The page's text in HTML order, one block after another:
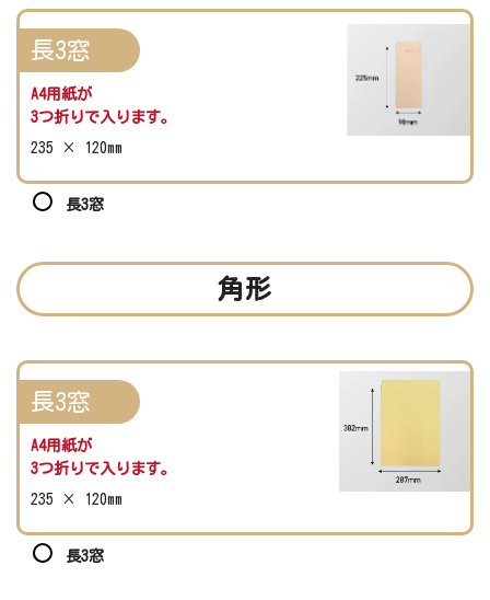
長3窓
A4用紙が
3つ折りで入ります。
235 × 120mm
長3窓
角形
長3窓
A4用紙が
3つ折りで入ります。
235 × 120mm
長3窓